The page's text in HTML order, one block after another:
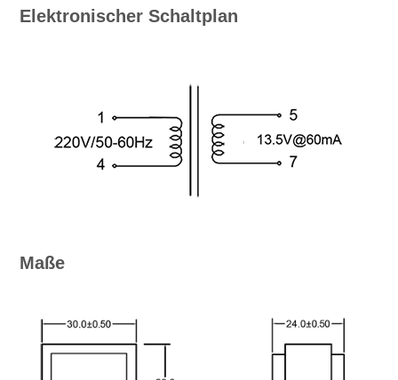
Elektronischer Schaltplan
Maße